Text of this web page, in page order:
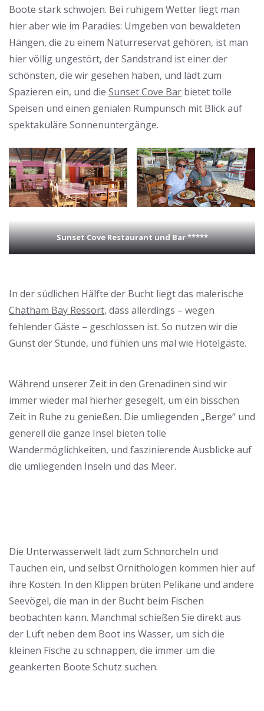
Boote stark schwojen. Bei ruhigem Wetter liegt man
hier aber wie im Paradies: Umgeben von bewaldeten
Hängen, die zu einem Naturreservat gehören, ist man
hier völlig ungestört, der Sandstrand ist einer der
schönsten, die wir gesehen haben, und lädt zum
Spazieren ein, und die Sunset Cove Bar bietet tolle
Speisen und einen genialen Rumpunsch mit Blick auf
spektakuläre Sonnenuntergänge.
Sunset Cove Restaurant und Bar *****
In der südlichen Hälfte der Bucht liegt das malerische
Chatham Bay Ressort, dass allerdings – wegen
fehlender Gäste – geschlossen ist. So nutzen wir die
Gunst der Stunde, und fühlen uns mal wie Hotelgäste.
Während unserer Zeit in den Grenadinen sind wir
immer wieder mal hierher gesegelt, um ein bisschen
Zeit in Ruhe zu genießen. Die umliegenden „Berge“ und
generell die ganze Insel bieten tolle
Wandermöglichkeiten, und faszinierende Ausblicke auf
die umliegenden Inseln und das Meer.
Die Unterwasserwelt lädt zum Schnorcheln und
Tauchen ein, und selbst Ornithologen kommen hier auf
ihre Kosten. In den Klippen brüten Pelikane und andere
Seevögel, die man in der Bucht beim Fischen
beobachten kann. Manchmal schießen Sie direkt aus
der Luft neben dem Boot ins Wasser, um sich die
kleinen Fische zu schnappen, die immer um die
geankerten Boote Schutz suchen.